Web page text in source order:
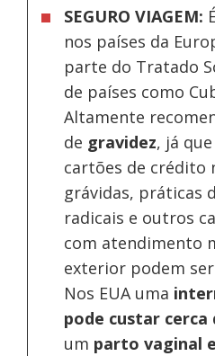
SEGURO VIAGEM:
nos países da
parte do Tratado
de países como
Altamente
de gravidez, já
cartões de crédito
grávidas, práticas
radicais e outros
com atendimento
exterior podem
Nos EUA uma
pode custar cerca
um parto vaginal